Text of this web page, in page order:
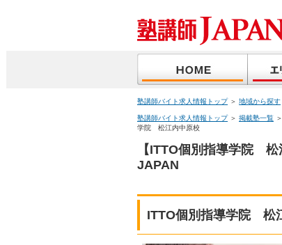
塾講師バイト求人情報トップ＞ 地域から探す
塾講師バイト求人情報トップ＞ 掲載塾一覧 ＞
学院 松江内中原校
【ITTO個別指導学院
JAPAN
ITTO個別指導学院 松